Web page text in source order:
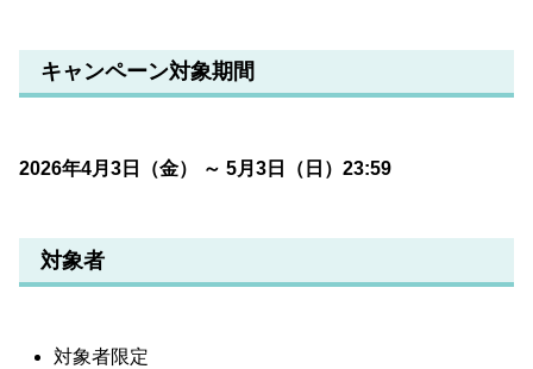
キャンペーン対象期間
2026年4月3日（金） ～ 5月3日（日）23:59
対象者
対象者限定